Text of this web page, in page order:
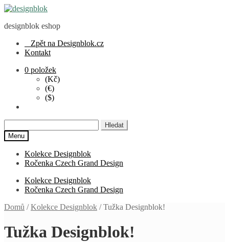
Přeskočit
navigaci
Přejít
obsahu
designblok eshop
Zpět na Designblok.cz
Kontakt
0 položek
(Kč)
(€)
($)
Menu
Kolekce Designblok
Ročenka Czech Grand Design
Kolekce Designblok
Ročenka Czech Grand Design
Domů /Kolekce Designblok /Tužka Designblok!
Tužka Designblok!